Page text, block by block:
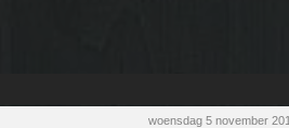
woensdag 5 november